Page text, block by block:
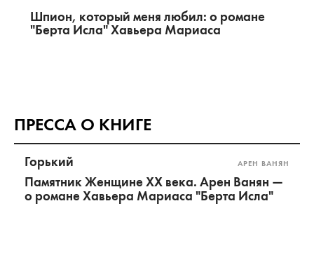
Шпион, который меня любил: о романе
"Берта Исла" Хавьера Мариаса
ПРЕССА О КНИГЕ
Горький АРЕН ВАНЯН
Памятник Женщине ХХ века. Арен Ванян —
о романе Хавьера Мариаса "Берта Исла"